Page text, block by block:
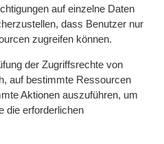
auf einzelne Daten
dass Benutzer nur
zugreifen können.
der Zugriffsrechte von
auf bestimmte Ressourcen
Aktionen auszuführen, um
die erforderlichen